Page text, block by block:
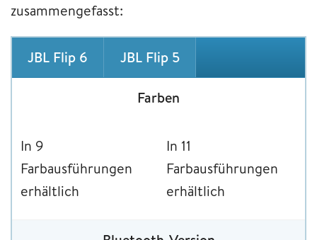
zusammengefasst:
JBL Flip 6 JBL Flip 5
Farben
In 9
Farbausführungen
erhältlich
In 11
Farbausführungen
erhältlich